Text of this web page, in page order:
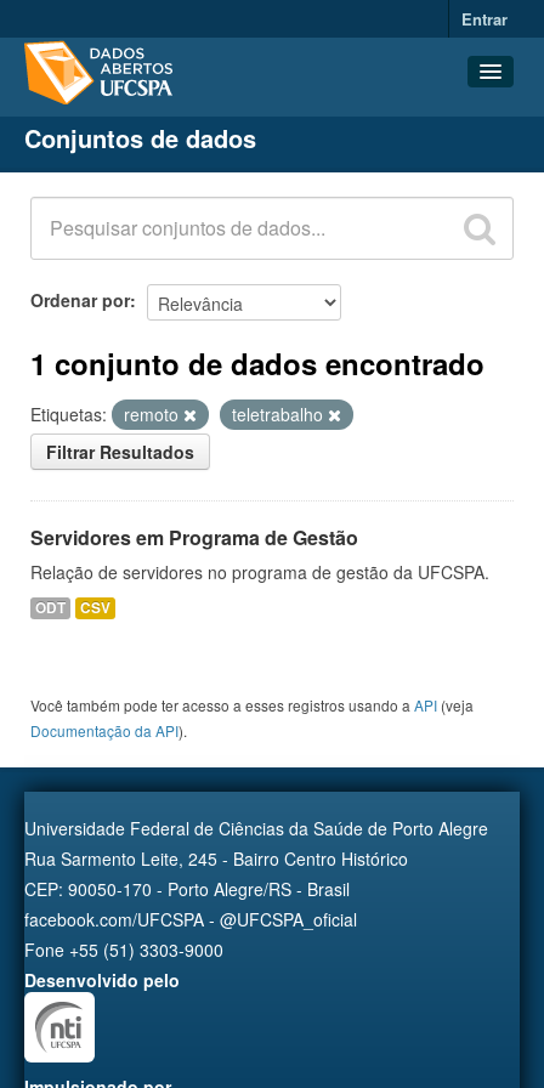
Entrar
Conjuntos de dados
Organizações
Grupos
Sobre
Conjuntos de dados
Ordenar por
1 conjunto de dados encontrado
Etiquetas: remoto
teletrabalho
Filtrar Resultados
Servidores em Programa de Gestão
Relação de servidores no programa de gestão da UFCSPA.
ODT CSV
Você também pode ter acesso a esses registros usando a API (veja
Documentação da API).
Universidade Federal de Ciências da Saúde de Porto Alegre
Rua Sarmento Leite, 245 - Bairro Centro Histórico
CEP: 90050-170 - Porto Alegre/RS - Brasil
facebook.com/UFCSPA - @UFCSPA_oficial
Fone +55 (51) 3303-9000
Desenvolvido pelo